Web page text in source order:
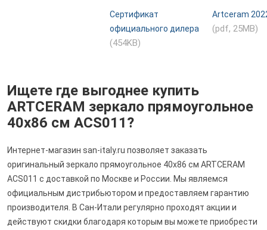
Сертификат
официального дилера
(454KB)
Artceram
(pdf, 25MB)
Ищете где выгоднее купить
ARTCERAM зеркало прямоугольное
40x86 см ACS011?
Интернет-магазин san-italy.ru позволяет заказать
оригинальный зеркало прямоугольное 40x86 см ARTCERAM
ACS011 с доставкой по Москве и России. Мы являемся
официальным дистрибьютором и предоставляем гарантию
производителя. В Сан-Итали регулярно проходят акции и
действуют скидки благодаря которым вы можете приобрести